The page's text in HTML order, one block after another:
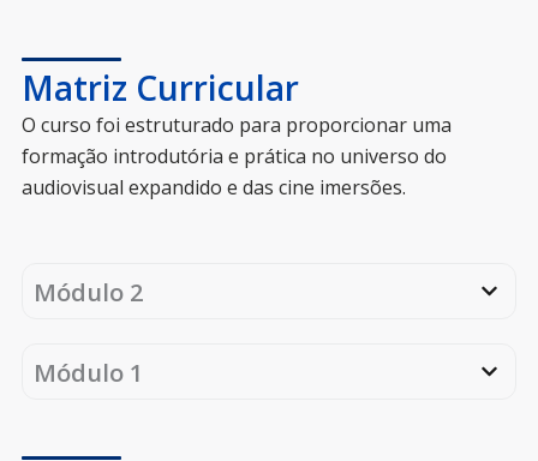
Matriz Curricular
O curso foi estruturado para proporcionar uma
formação introdutória e prática no universo do
audiovisual expandido e das cine imersões.
Módulo 2
Módulo 1